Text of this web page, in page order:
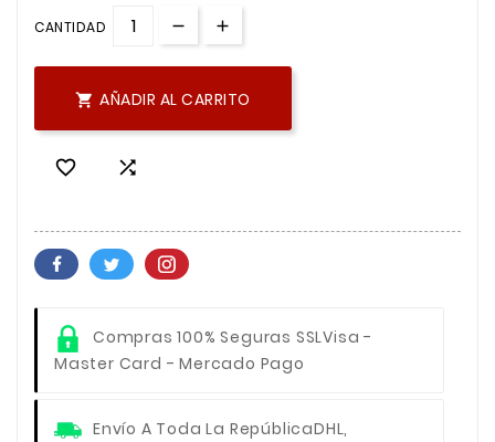
CANTIDAD
 AÑADIR AL CARRITO
 
Compras 100% Seguras SSLVisa -
Master Card - Mercado Pago
Envío A Toda La RepúblicaDHL,